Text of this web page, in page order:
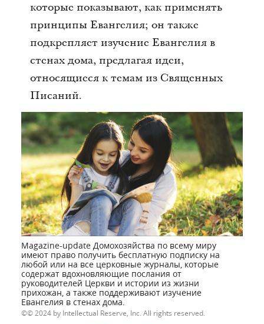
которые показывают, как применять
принципы Евангелия; он также
подкрепляет изучение Евангелия в
стенах дома, предлагая идеи,
относящиеся к темам из Священных
Писаний.
Magazine-update Домохозяйства по всему миру
имеют право получить бесплатную подписку на
любой или на все церковные журналы, которые
содержат вдохновляющие послания от
руководителей Церкви и истории из жизни
прихожан, а также поддерживают изучение
Евангелия в стенах дома.
© 2024 by Intellectual Reserve, Inc. All rights reserved.